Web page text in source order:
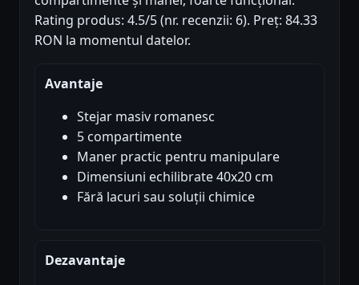
Rating produs: 4.5/5 (nr. recenzii: 6). Preț: 84.33
RON la momentul datelor.
Avantaje
Stejar masiv romanesc
5 compartimente
Maner practic pentru manipulare
Dimensiuni echilibrate 40x20 cm
Fără lacuri sau soluții chimice
Dezavantaje